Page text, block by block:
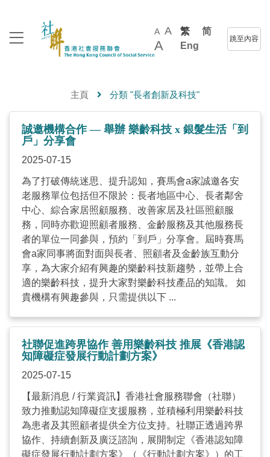
A A
A
繁
简
Eng
跳至內容
主頁 分類 "長者創新及科技"
誠邀機構合作 — 舉辦 樂齡科技 x 銀髮生活「到
戶」分享會
2025-07-15
為了打破傳統迷思、提升認知，賽馬會a家誠邀各安
老服務單位包括但不限於：長者地區中心、長者鄰舍
中心、綜合家居照顧服務、改善家居及社區照顧服
務，同時亦歡迎照顧者服務、金齡服務及其他服務長
者的單位一同參與，預約「到戶」分享會。屆時賽馬
會a家同事將面對面與長者、照顧者及金齡族互動分
享，為大家介紹有興趣的樂齡科技新趨勢，並帶上合
適的樂齡科技，提升大家對樂齡科技產品的知識。 如
貴機構有興趣參與，只需提供以下 ...
社聯促進跨界協作 善用樂齡科技 推展《香港認
知障礙症發展行動計劃方案》
2025-07-15
【最新消息 / 行業資訊】香港社會服務聯會（社聯）
致力推動認知障礙症支援服務，並積極利用樂齡科技
為患者及其照顧者提供全方位支持。社聯正透過跨界
協作、持續創新及廣泛諮詢，展開制定《香港認知障
礙症發展行動計劃方案》（《行動計劃方案》）的工